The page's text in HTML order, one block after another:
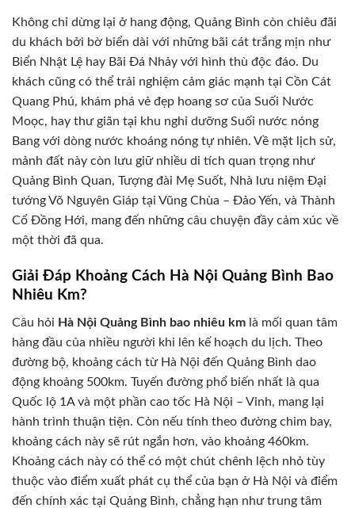
Không chỉ dừng lại ở hang động, Quảng Bình còn chiêu đãi
du khách bởi bờ biển dài với những bãi cát trắng mịn như
Biển Nhật Lệ hay Bãi Đá Nhảy với hình thù độc đáo. Du
khách cũng có thể trải nghiệm cảm giác mạnh tại Cồn Cát
Quang Phú, khám phá vẻ đẹp hoang sơ của Suối Nước
Moọc, hay thư giãn tại khu nghỉ dưỡng Suối nước nóng
Bang với dòng nước khoáng nóng tự nhiên. Về mặt lịch sử,
mảnh đất này còn lưu giữ nhiều di tích quan trọng như
Quảng Bình Quan, Tượng đài Mẹ Suốt, Nhà lưu niệm Đại
tướng Võ Nguyên Giáp tại Vũng Chùa – Đảo Yến, và Thành
Cổ Đồng Hới, mang đến những câu chuyện đầy cảm xúc về
một thời đã qua.
Giải Đáp Khoảng Cách Hà Nội Quảng Bình Bao
Nhiêu Km?
Câu hỏi Hà Nội Quảng Bình bao nhiêu km là mối quan tâm
hàng đầu của nhiều người khi lên kế hoạch du lịch. Theo
đường bộ, khoảng cách từ Hà Nội đến Quảng Bình dao
động khoảng 500km. Tuyến đường phổ biến nhất là qua
Quốc lộ 1A và một phần cao tốc Hà Nội – Vinh, mang lại
hành trình thuận tiện. Còn nếu tính theo đường chim bay,
khoảng cách này sẽ rút ngắn hơn, vào khoảng 460km.
Khoảng cách này có thể có một chút chênh lệch nhỏ tùy
thuộc vào điểm xuất phát cụ thể của bạn ở Hà Nội và điểm
đến chính xác tại Quảng Bình, chẳng hạn như trung tâm